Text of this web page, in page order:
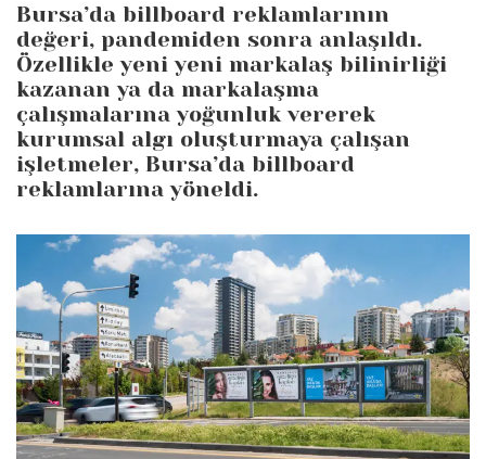
Bursa’da billboard reklamlarının
değeri, pandemiden sonra anlaşıldı.
Özellikle yeni yeni markalaş bilinirliği
kazanan ya da markalaşma
çalışmalarına yoğunluk vererek
kurumsal algı oluşturmaya çalışan
işletmeler, Bursa’da billboard
reklamlarına yöneldi.